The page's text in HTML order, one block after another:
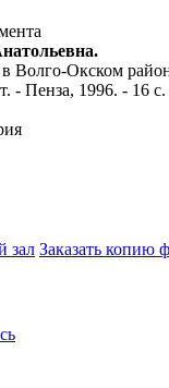
Волго-Окском
- Пенза, 1996. - 16 с.
зал Заказать копию